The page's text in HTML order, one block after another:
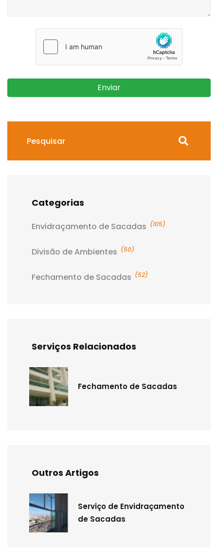
Enviar
Categorias
Envidraçamento de Sacadas (105)
Divisão de Ambientes (50)
Fechamento de Sacadas (52)
Serviços Relacionados
Fechamento de Sacadas
Outros Artigos
Serviço de Envidraçamento
de Sacadas